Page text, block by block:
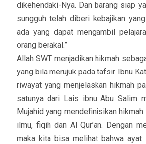
dikehendaki-Nya. Dan barang siap
sungguh telah diberi kebajikan
ada yang dapat mengambil
orang berakal.”
Allah SWT menjadikan hikmah
yang bila merujuk pada tafsir Ibnu
riwayat yang menjelaskan hikmah
satunya dari Lais ibnu Abu Salim
Mujahid yang mendefinisikan
ilmu, fiqih dan Al Qur’an. Dengan
maka kita bisa melihat bahwa ayat